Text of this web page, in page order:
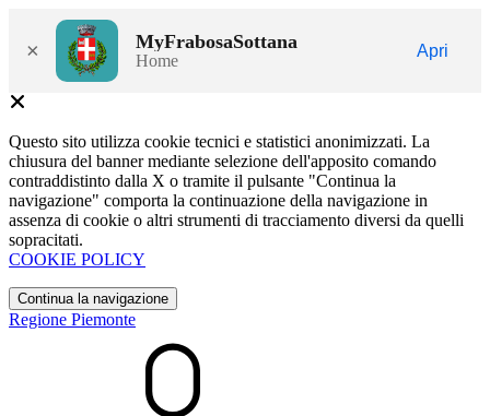
× MyFrabosaSottana
Home
Apri
Questo sito utilizza cookie tecnici e statistici anonimizzati. La
chiusura del banner mediante selezione dell'apposito comando
contraddistinto dalla X o tramite il pulsante "Continua la
navigazione" comporta la continuazione della navigazione in
assenza di cookie o altri strumenti di tracciamento diversi da quelli
sopracitati.
COOKIE POLICY
Continua la navigazione
Regione Piemonte